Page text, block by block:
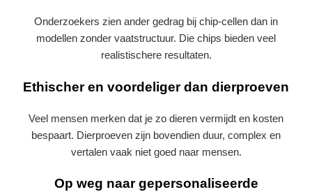
Onderzoekers zien ander gedrag bij chip‑cellen dan in
modellen zonder vaatstructuur. Die chips bieden veel
realistischere resultaten.
Ethischer en voordeliger dan dierproeven
Veel mensen merken dat je zo dieren vermijdt en kosten
bespaart. Dierproeven zijn bovendien duur, complex en
vertalen vaak niet goed naar mensen.
Op weg naar gepersonaliseerde